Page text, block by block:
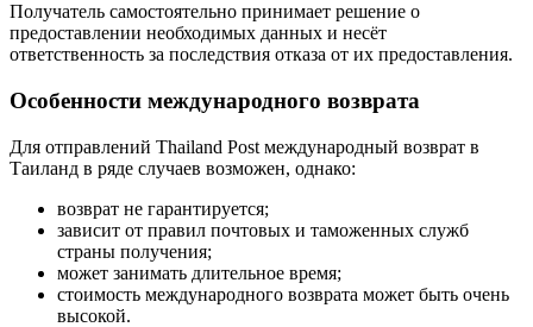
Получатель самостоятельно принимает решение о
предоставлении необходимых данных и несёт
ответственность за последствия отказа от их предоставления.
Особенности международного возврата
Для отправлений Thailand Post международный возврат в
Таиланд в ряде случаев возможен, однако:
возврат не гарантируется;
зависит от правил почтовых и таможенных служб
страны получения;
может занимать длительное время;
стоимость международного возврата может быть очень
высокой.